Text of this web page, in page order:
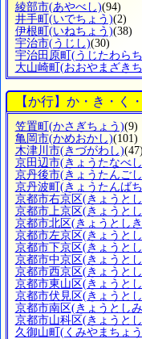
綾部市(あやべし)(94)
井手町 (いでちょう)
伊根町 (いねちょう)
宇治市(うじし)(30)
宇治田原町 (うじたわら
大山崎町 (おおやまざき
【か行】か・き・く
笠置町 (かさぎちょう)
亀岡市(かめおかし)
木津川市(きづがわし)
京田辺市(きょうたなべ
京丹後市(きょうたんご
京丹波町 (きょうたんば
京都市右京区(きょうと
京都市上京区(きょうと
京都市北区(きょうとし
京都市左京区(きょうと
京都市下京区(きょうと
京都市中京区(きょうと
京都市西京区(きょうと
京都市東山区(きょうと
京都市伏見区(きょうと
京都市南区(きょうとし
京都市山科区(きょうと
久御山町 (くみやまちょ